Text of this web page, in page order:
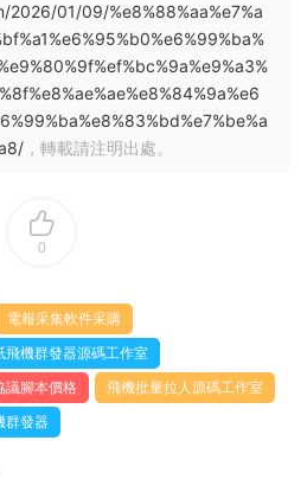
01/09/%e8%88%aa%e7%a
，轉載請注明出處。
0
電報采集軟件采購
飛機群發器源碼工作室
議腳本價格
飛機批量拉人源碼工作室
群發器